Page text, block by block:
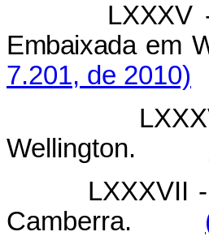
LXXXV
Embaixada em
7.201, de 2010)
Wellington.
LXXXVII
Camberra.